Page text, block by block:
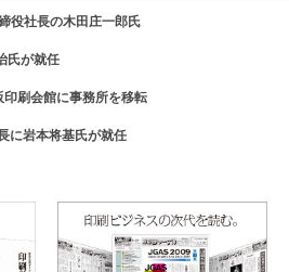
役社長の木田庄一郎氏
氏が就任
刷会館に事務所を移転
に岩本将基氏が就任